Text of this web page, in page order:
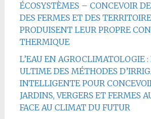
ÉCOSYSTÈMES – CONCEVOIR
DES FERMES ET DES
PRODUISENT LEUR PROPRE
THERMIQUE
L’EAU EN AGROCLIMATOLOGIE
ULTIME DES MÉTHODES
INTELLIGENTE POUR
JARDINS, VERGERS ET FERMES
FACE AU CLIMAT DU FUTUR